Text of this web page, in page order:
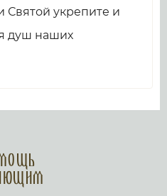
укрепите и
душ наших